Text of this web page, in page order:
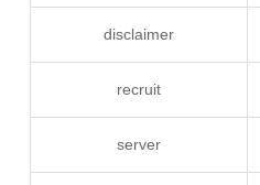
disclaimer
recruit
server